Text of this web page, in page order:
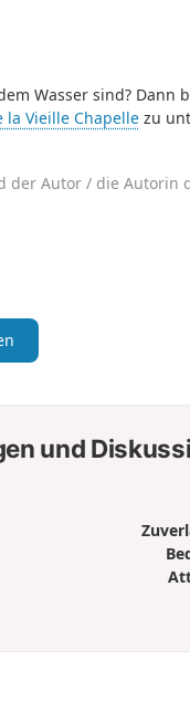
Wasser sind? Dann
la Vieille Chapellezu
Autor / die Autorin
und